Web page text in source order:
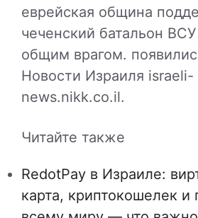
еврейская община
чеченский батальон
общим врагом.
Новости Израиля israeli-
news.nikk.co.il.
Читайте также
RedotPay в Израиле:
карта, криптокошелек и